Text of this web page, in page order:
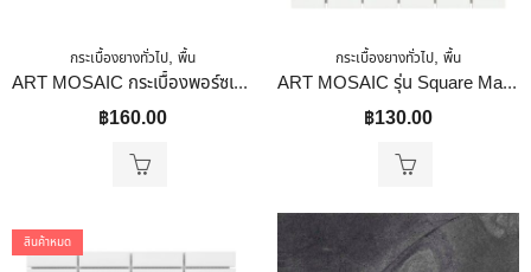
กระเบื้องยางทั่วไป, พื้น
ART MOSAIC กระเบื้องพอร์ซเลนโมเสค รุ่น Picket สี Matt White ขนาด 260 X 344.20 X 5.5 Mm. เคลือบด้าน
฿160.00
กระเบื้องยางทั่วไป, พื้น
ART MOSAIC รุ่น Square Matte White ขนาด 306 X 306 X 5.5 Mm. เคลือบด้าน
฿130.00
สินค้าหมด